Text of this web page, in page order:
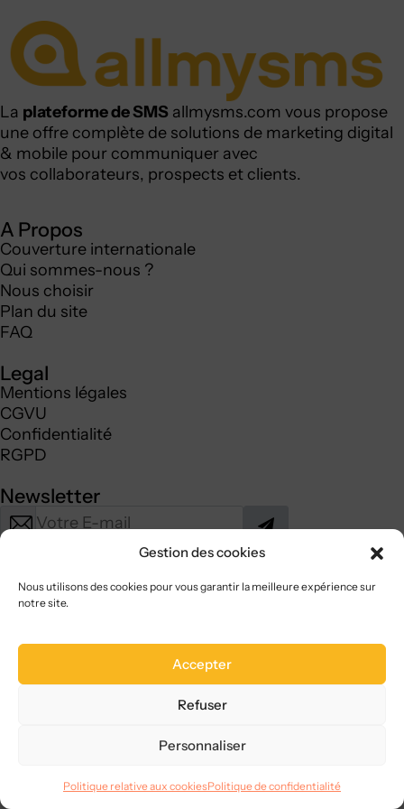
Gestion des cookies
Nous utilisons des cookies pour vous garantir la meilleure expérience sur
notre site.
Accepter
Refuser
Personnaliser
Politique relative aux cookiesPolitique de confidentialité
La plateforme de SMS allmysms.com vous propose
une offre complète de solutions de marketing digital
& mobile pour communiquer avec
vos collaborateurs, prospects et clients.
A Propos
Couverture internationale
Qui sommes-nous ?
Nous choisir
Plan du site
FAQ
Legal
Mentions légales
CGVU
Confidentialité
RGPD
Newsletter
© 2024